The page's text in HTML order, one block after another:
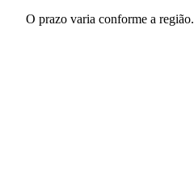
O prazo varia conforme a região.